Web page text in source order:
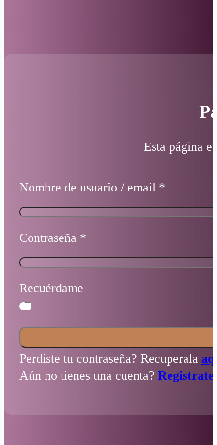
Esta página
Nombre de usuario / email *
Contraseña *
Recuérdame
Perdiste tu contraseña? Recuperala
Aún no tienes una cuenta?